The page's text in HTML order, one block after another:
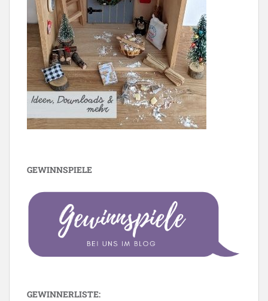
GEWINNSPIELE
GEWINNERLISTE: